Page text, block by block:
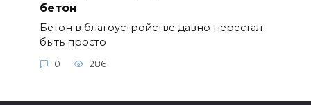
бетон
Бетон в благоустройстве давно перестал
быть просто
0 286